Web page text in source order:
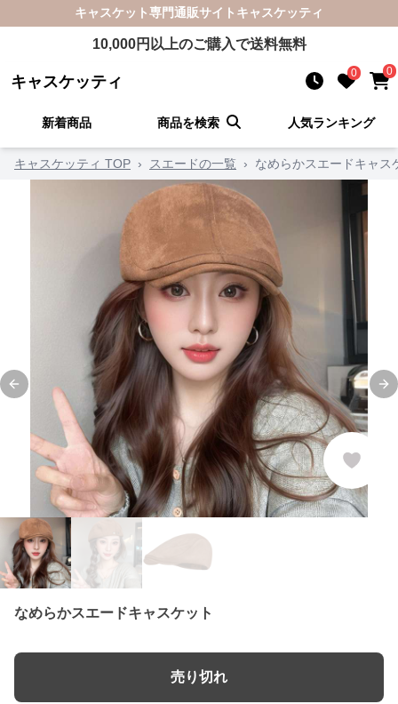
キャスケット専門通販サイト キャスケッティ
10,000円以上のご購入で送料無料
キャスケッティ 0 0
新着商品 商品を検索 人気ランキング
キャスケッティ TOP › スエードの一覧 › なめらかスエードキャス
Previous slide
なめらかスエードキャスケット
売り切れ